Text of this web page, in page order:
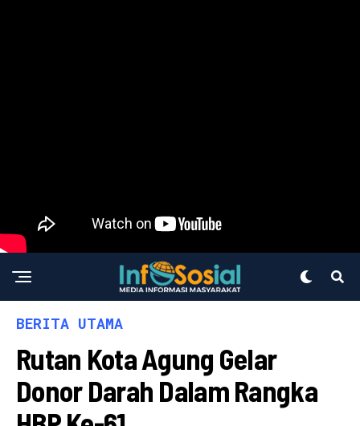
BERITA UTAMA
Rutan Kota Agung Gelar
Donor Darah Dalam Rangka